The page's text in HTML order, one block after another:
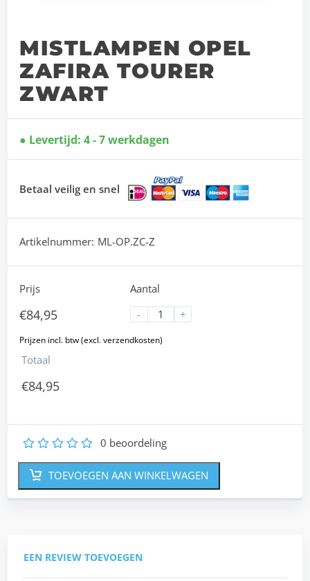
MISTLAMPEN OPEL
ZAFIRA TOURER
ZWART
Levertijd: 4 - 7 werkdagen
Betaal veilig en snel
Artikelnummer: ML-OP.ZC-Z
Prijs
€84,95
Aantal
-
+
Totaal
€84,95
5
4
3
2 0 beoordeling
TOEVOEGEN AAN WINKELWAGEN
EEN REVIEW TOEVOEGEN